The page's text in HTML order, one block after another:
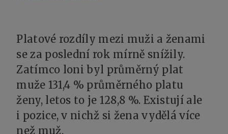
Platové rozdíly mezi muži a ženami
se za poslední rok mírně snížily.
Zatímco loni byl průměrný plat
muže 131,4 % průměrného platu
ženy, letos to je 128,8 %. Existují ale
i pozice, v nichž si žena vydělá více
než muž.